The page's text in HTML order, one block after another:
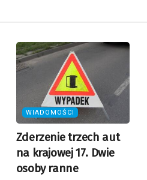
WIADOMOŚCI
Zderzenie trzech aut
na krajowej 17. Dwie
osoby ranne